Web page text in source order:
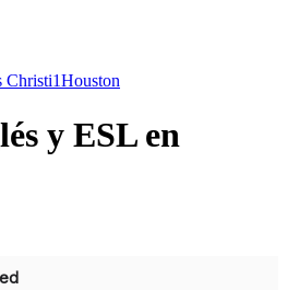
Christi1Houston
y ESL en